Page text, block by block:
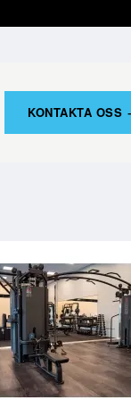
KONTAKTA OSS